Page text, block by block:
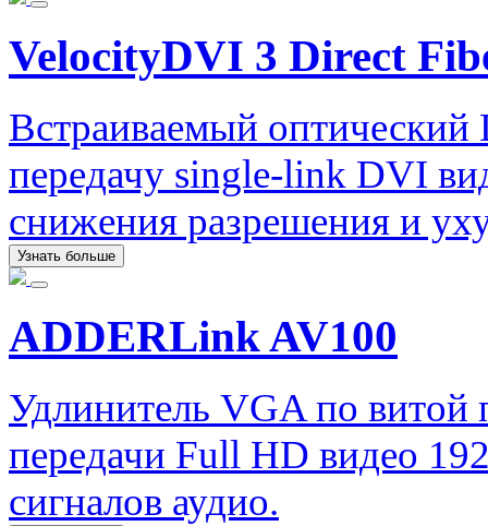
VelocityDVI 3 Direct
Встраиваемый оптический
передачу single-link DVI
снижения разрешения и
Узнать больше
ADDERLink AV100
Удлинитель VGA по
передачи Full HD видео
сигналов аудио.